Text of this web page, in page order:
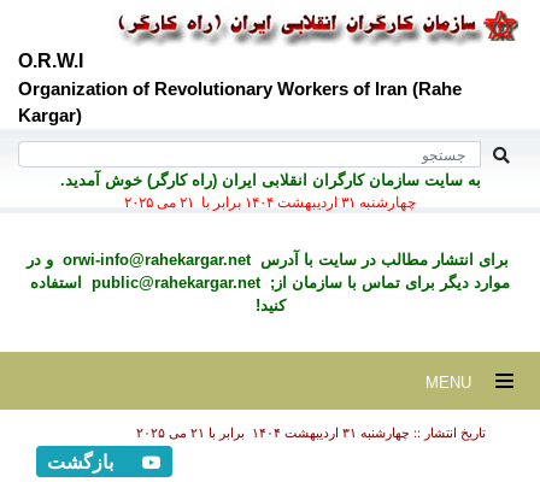
O.R.W.I
Organization of Revolutionary Workers of Iran (Rahe
Kargar)
به سايت سازمان کارگران انقلابی ايران (راه کارگر) خوش آمديد.
چهارشنبه ۳۱ ارديبهشت ۱۴۰۴ برابر با ۲۱ می ۲۰۲۵
برای انتشار مطالب در سايت با آدرسorwi-info@rahekargar.net و در
موارد ديگر برای تماس با سازمان از;public@rahekargar.net
استفاده
کنید!
تاریخ انتشار :: چهارشنبه ۳۱ ارديبهشت ۱۴۰۴ برابر با ۲۱ می ۲۰۲۵
بازگشت